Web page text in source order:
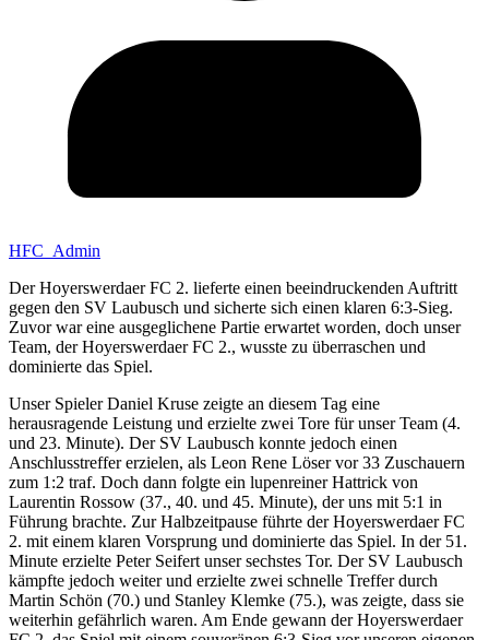
HFC_Admin
Der Hoyerswerdaer FC 2. lieferte einen beeindruckenden Auftritt
gegen den SV Laubusch und sicherte sich einen klaren 6:3-Sieg.
Zuvor war eine ausgeglichene Partie erwartet worden, doch unser
Team, der Hoyerswerdaer FC 2., wusste zu überraschen und
dominierte das Spiel.
Unser Spieler Daniel Kruse zeigte an diesem Tag eine
herausragende Leistung und erzielte zwei Tore für unser Team (4.
und 23. Minute). Der SV Laubusch konnte jedoch einen
Anschlusstreffer erzielen, als Leon Rene Löser vor 33 Zuschauern
zum 1:2 traf. Doch dann folgte ein lupenreiner Hattrick von
Laurentin Rossow (37., 40. und 45. Minute), der uns mit 5:1 in
Führung brachte. Zur Halbzeitpause führte der Hoyerswerdaer FC
2. mit einem klaren Vorsprung und dominierte das Spiel. In der 51.
Minute erzielte Peter Seifert unser sechstes Tor. Der SV Laubusch
kämpfte jedoch weiter und erzielte zwei schnelle Treffer durch
Martin Schön (70.) und Stanley Klemke (75.), was zeigte, dass sie
weiterhin gefährlich waren. Am Ende gewann der Hoyerswerdaer